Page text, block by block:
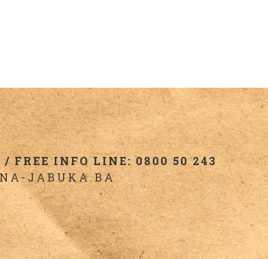
FREE INFO LINE: 0800 50 243
JABUKA.BA